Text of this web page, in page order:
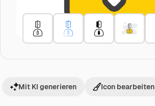
Mit KI generieren Icon bearbeiten